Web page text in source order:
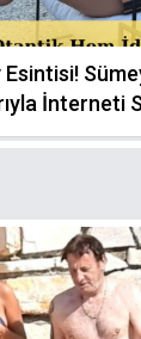
Esintisi!
İnterneti